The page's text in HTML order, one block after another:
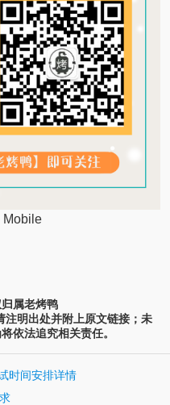
属老烤鸭
注明出处并附上原文链接；未
依法追究相关责任。
时间安排详情